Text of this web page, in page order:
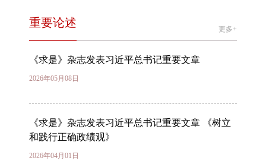
重要论述 更多+
《求是》杂志发表习近平总书记重要文章
2026年05月08日
《求是》杂志发表习近平总书记重要文章 《树立
和践行正确政绩观》
2026年04月01日